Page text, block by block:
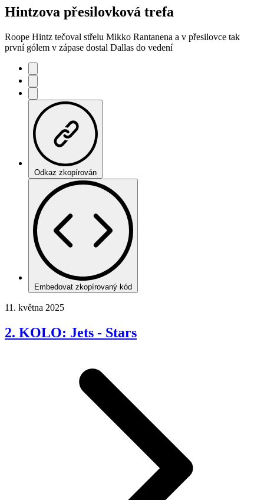
Hintzova přesilovková trefa
Roope Hintz tečoval střelu Mikko Rantanena a v přesilovce tak
první gólem v zápase dostal Dallas do vedení
Odkaz zkopírován
Embedovat zkopírovaný kód
11. května 2025
2. KOLO: Jets - Stars